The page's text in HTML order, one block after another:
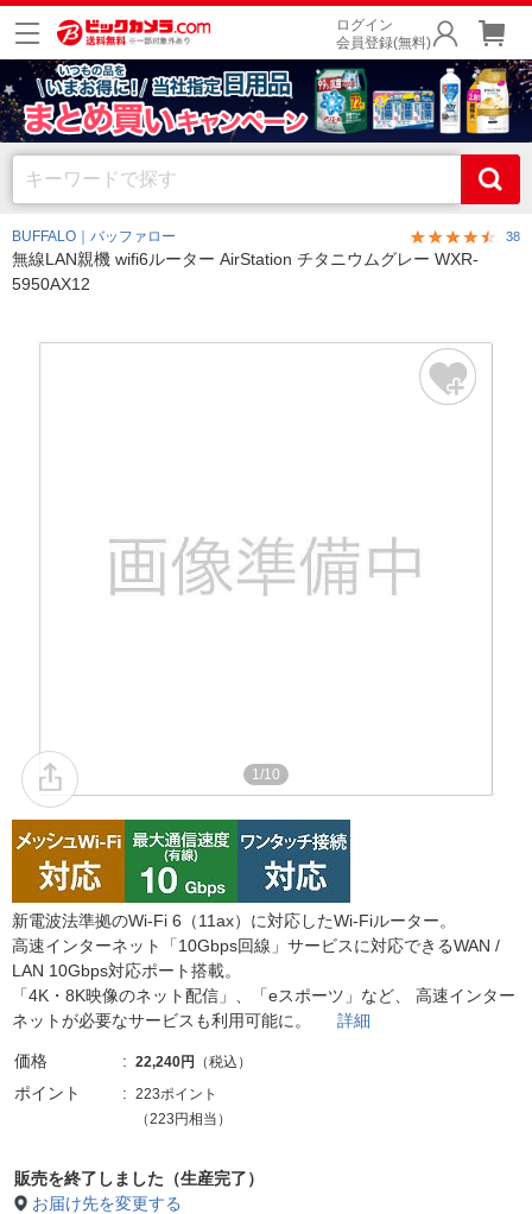
ログイン
会員登録(無料)
BUFFALO｜バッファロー 38
無線LAN親機 wifi6ルーター AirStation チタニウムグレー WXR-
5950AX12
1/10
新電波法準拠のWi-Fi 6（11ax）に対応したWi-Fiルーター。
高速インターネット「10Gbps回線」サービスに対応できるWAN /
LAN 10Gbps対応ポート搭載。
「4K・8K映像のネット配信」、「eスポーツ」など、 高速インター
ネットが必要なサービスも利用可能に。 詳細
価格 22,240円 （税込）
ポイント
223ポイント
（223円相当）
販売を終了しました（生産完了）
お届け先を変更する